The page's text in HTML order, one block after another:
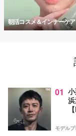
朝活コスメ＆インナーケア
01
モデルプ